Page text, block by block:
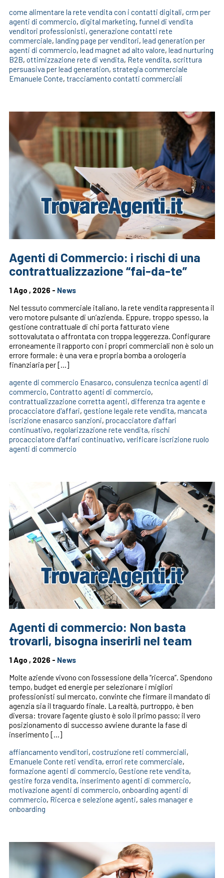
come alimentare la rete vendita con i contatti digitali, crm per
agenti di commercio, digital marketing, funnel di vendita
venditori professionisti, generazione contatti rete
commerciale, landing page per venditori, lead generation per
agenti di commercio, lead magnet ad alto valore, lead nurturing
B2B, ottimizzazione rete di vendita, Rete vendita, scrittura
persuasiva per lead generation, strategia commerciale
Emanuele Conte, tracciamento contatti commerciali
Agenti di Commercio: i rischi di una
contrattualizzazione “fai-da-te”
1 Ago , 2026 - News
Nel tessuto commerciale italiano, la rete vendita rappresenta il
vero motore pulsante di un’azienda. Eppure, troppo spesso, la
gestione contrattuale di chi porta fatturato viene
sottovalutata o affrontata con troppa leggerezza. Configurare
erroneamente il rapporto con i propri commerciali non è solo un
errore formale: è una vera e propria bomba a orologeria
finanziaria per […]
agente di commercio Enasarco, consulenza tecnica agenti di
commercio, Contratto agenti di commercio,
contrattualizzazione corretta agenti, differenza tra agente e
procacciatore d'affari, gestione legale rete vendita, mancata
iscrizione enasarco sanzioni, procacciatore d'affari
continuativo, regolarizzazione rete vendita, rischi
procacciatore d'affari continuativo, verificare iscrizione ruolo
agenti di commercio
Agenti di commercio: Non basta
trovarli, bisogna inserirli nel team
1 Ago , 2026 - News
Molte aziende vivono con l’ossessione della “ricerca”. Spendono
tempo, budget ed energie per selezionare i migliori
professionisti sul mercato, convinte che firmare il mandato di
agenzia sia il traguardo finale. La realtà, purtroppo, è ben
diversa: trovare l’agente giusto è solo il primo passo; il vero
posizionamento di successo avviene durante la fase di
inserimento […]
affiancamento venditori, costruzione reti commerciali,
Emanuele Conte reti vendita, errori rete commerciale,
formazione agenti di commercio, Gestione rete vendita,
gestire forza vendita, inserimento agenti di commercio,
motivazione agenti di commercio, onboarding agenti di
commercio, Ricerca e selezione agenti, sales manager e
onboarding